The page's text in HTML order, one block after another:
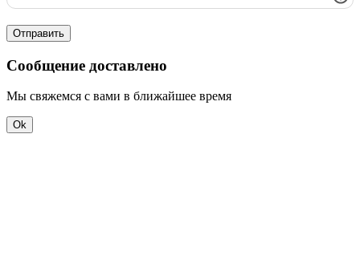
Отправить
Сообщение доставлено
Мы свяжемся с вами в ближайшее время
Ok